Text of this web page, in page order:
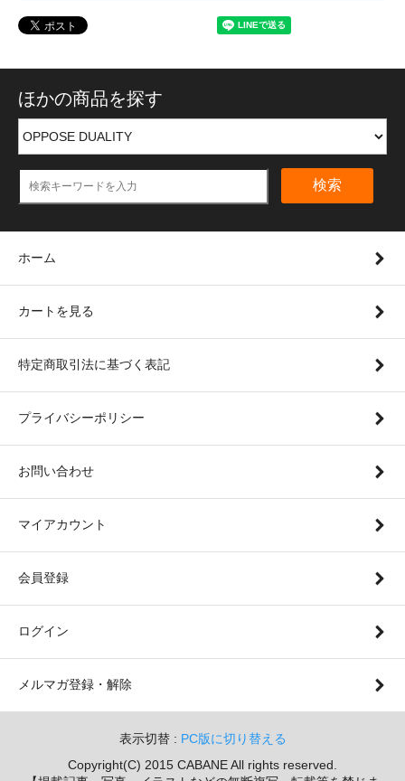
ほかの商品を探す
検索
ホーム
カートを見る
特定商取引法に基づく表記
プライバシーポリシー
お問い合わせ
マイアカウント
会員登録
ログイン
メルマガ登録・解除
表示切替 : PC版に切り替える
Copyright(C) 2015 CABANE All rights reserved.